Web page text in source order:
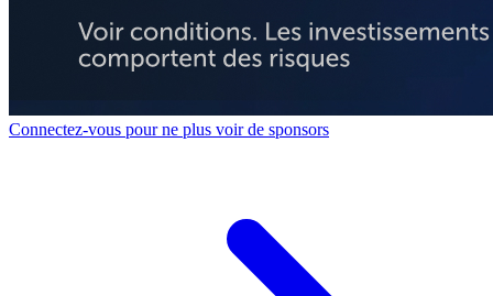
Connectez-vous pour ne plus voir de sponsors